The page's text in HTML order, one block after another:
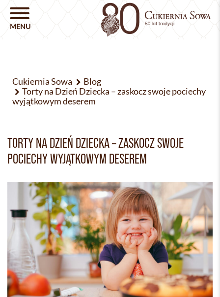
Cukiernia Sowa
Blog
Torty na Dzień Dziecka – zaskocz swoje pociechy
wyjątkowym deserem
TORTY NA DZIEŃ DZIECKA – ZASKOCZ SWOJE
POCIECHY WYJĄTKOWYM DESEREM